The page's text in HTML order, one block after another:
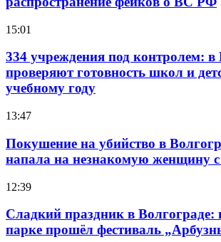
15:01
334 учреждения под контролем: в
проверяют готовность школ и
учебному году
13:47
Покушение на убийство в
напала на незнакомую женщину
12:39
Сладкий праздник в Волгограде:
парке прошёл фестиваль